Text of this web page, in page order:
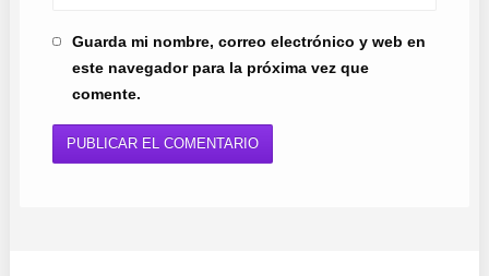
Guarda mi nombre, correo electrónico y web en
este navegador para la próxima vez que
comente.